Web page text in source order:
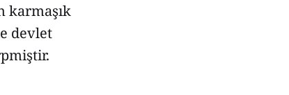
karmaşık
devlet